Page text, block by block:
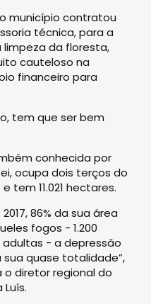
município contratou
técnica, para a
da floresta,
cauteloso na
financeiro para
tem que ser bem
conhecida por
ocupa dois terços do
tem 11.021 hectares.
86% da sua área
fogos - 1.200
- a depressão
sua quase totalidade”,
o diretor regional do
Luís.